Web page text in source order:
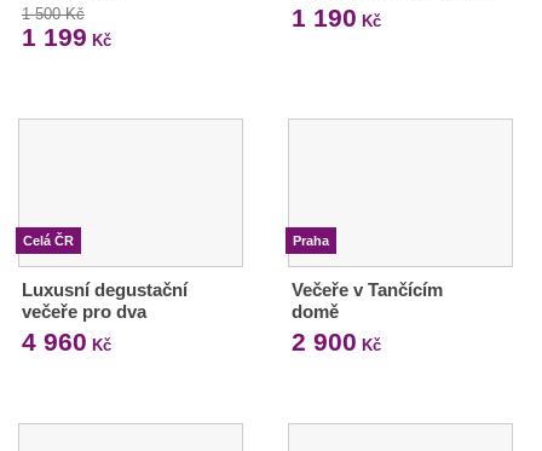
1 500 Kč
1 199 Kč
1 190 Kč
Celá ČR
Luxusní degustační
večeře pro dva
4 960 Kč
Praha
Večeře v Tančícím
domě
2 900 Kč